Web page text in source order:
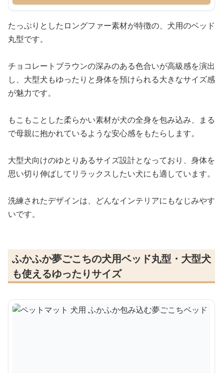
たっぷりとしたロングファー素材が特徴の、犬用のベッド
丸型です。
チョコレートブラウンの深みのある色合いが高級感を演出
し、大型犬もゆったりと身体を預けられる大きなサイズ感
が魅力です。
もこもことした柔らかい素材が犬の全身を包み込み、まる
で母親に抱かれているような安心感をもたらします。
大型犬向けのゆとりあるサイズ設計となっており、身体を
思い切り伸ばしてリラックスしたい犬にも適しています。
洗練されたデザインは、どんなインテリアにもなじみやす
いです。
ふかふか夢ごこちの犬用ベッド丸型・大型犬
も使えるゆったりサイズ